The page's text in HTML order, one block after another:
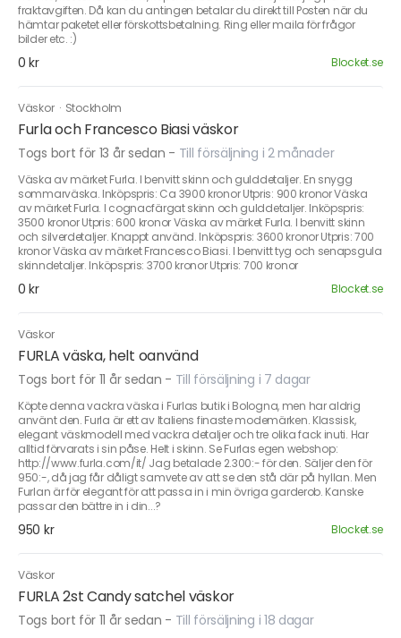
fraktavgiften. Då kan du antingen betalar du direkt till Posten när du
hämtar paketet eller förskottsbetalning. Ring eller maila för frågor
bilder etc. :)
0 kr Blocket.se
Väskor · Stockholm
Furla och Francesco Biasi väskor
Togs bort för 13 år sedan - Till försäljning i 2 månader
Väska av märket Furla. I benvitt skinn och gulddetaljer. En snygg
sommarväska. Inköpspris: Ca 3900 kronor Utpris: 900 kronor Väska
av märket Furla. I cognacfärgat skinn och gulddetaljer. Inköpspris:
3500 kronor Utpris: 600 kronor Väska av märket Furla. I benvitt skinn
och silverdetaljer. Knappt använd. Inköpspris: 3600 kronor Utpris: 700
kronor Väska av märket Francesco Biasi. I benvitt tyg och senapsgula
skinndetaljer. Inköpspris: 3700 kronor Utpris: 700 kronor
0 kr Blocket.se
Väskor
FURLA väska, helt oanvänd
Togs bort för 11 år sedan - Till försäljning i 7 dagar
Köpte denna vackra väska i Furlas butik i Bologna, men har aldrig
använt den. Furla är ett av Italiens finaste modemärken. Klassisk,
elegant väskmodell med vackra detaljer och tre olika fack inuti. Har
alltid förvarats i sin påse. Helt i skinn. Se Furlas egen webshop:
http://www.furla.com/it/ Jag betalade 2.300:- för den. Säljer den för
950:-, då jag får dåligt samvete av att se den stå där på hyllan. Men
Furlan är för elegant för att passa in i min övriga garderob. Kanske
passar den bättre in i din...?
950 kr Blocket.se
Väskor
FURLA 2st Candy satchel väskor
Togs bort för 11 år sedan - Till försäljning i 18 dagar